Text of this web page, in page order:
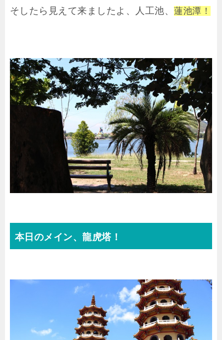
そしたら見えて来ましたよ、人工池、蓮池潭！
本日のメイン、龍虎塔！